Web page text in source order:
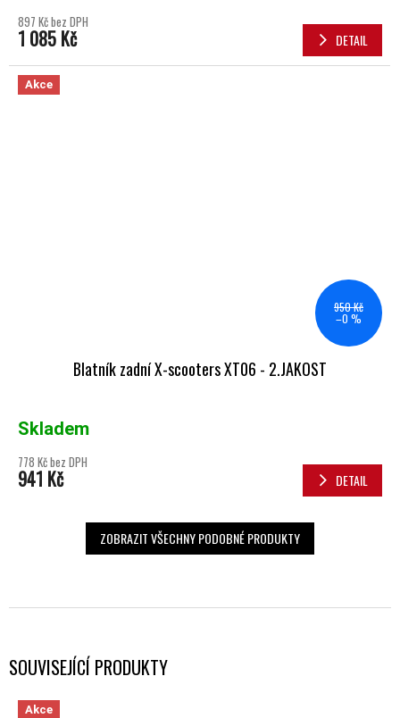
SOUVISEJÍCÍ PRODUKTY
Akce
897 Kč bez DPH
1 085 Kč DETAIL
Akce
950 Kč
–0 %
Blatník zadní X-scooters XT06 - 2.JAKOST
Skladem
778 Kč bez DPH
941 Kč DETAIL
ZOBRAZIT VŠECHNY PODOBNÉ PRODUKTY